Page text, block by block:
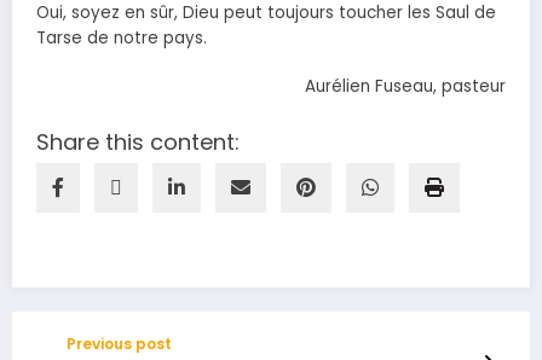
Oui, soyez en sûr, Dieu peut toujours toucher les Saul de
Tarse de notre pays.
Aurélien Fuseau, pasteur
Share this content:
Previous post